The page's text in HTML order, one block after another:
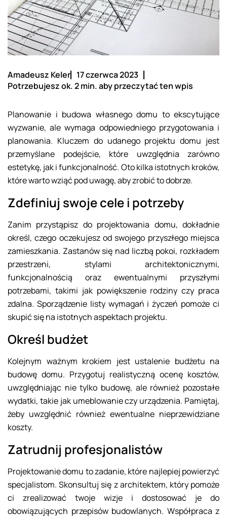
Amadeusz Keler 17 czerwca 2023
Potrzebujesz ok. 2 min. aby przeczytać ten wpis
Planowanie i budowa własnego domu to ekscytujące
wyzwanie, ale wymaga odpowiedniego przygotowania i
planowania. Kluczem do udanego projektu domu jest
przemyślane podejście, które uwzględnia zarówno
estetykę, jak i funkcjonalność. Oto kilka istotnych kroków,
które warto wziąć pod uwagę, aby zrobić to dobrze.
Zdefiniuj swoje cele i potrzeby
Zanim przystąpisz do projektowania domu, dokładnie
określ, czego oczekujesz od swojego przyszłego miejsca
zamieszkania. Zastanów się nad liczbą pokoi, rozkładem
przestrzeni, stylami architektonicznymi,
funkcjonalnością oraz ewentualnymi przyszłymi
potrzebami, takimi jak powiększenie rodziny czy praca
zdalna. Sporządzenie listy wymagań i życzeń pomoże ci
skupić się na istotnych aspektach projektu.
Określ budżet
Kolejnym ważnym krokiem jest ustalenie budżetu na
budowę domu. Przygotuj realistyczną ocenę kosztów,
uwzględniając nie tylko budowę, ale również pozostałe
wydatki, takie jak umeblowanie czy urządzenia. Pamiętaj,
żeby uwzględnić również ewentualne nieprzewidziane
koszty.
Zatrudnij profesjonalistów
Projektowanie domu to zadanie, które najlepiej powierzyć
specjalistom. Skonsultuj się z architektem, który pomoże
ci zrealizować twoje wizje i dostosować je do
obowiązujących przepisów budowlanych. Współpraca z